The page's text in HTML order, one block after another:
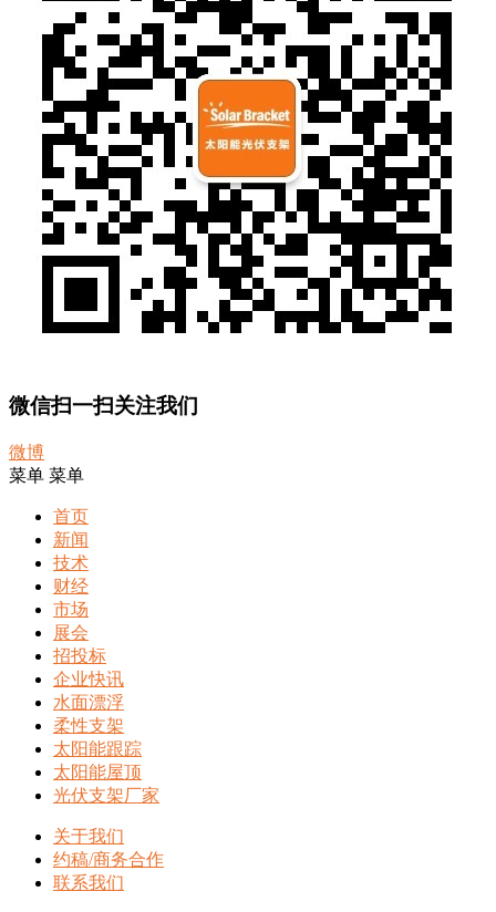
微信扫一扫关注我们
微博
菜单 菜单
首页
新闻
技术
财经
市场
展会
招投标
企业快讯
水面漂浮
柔性支架
太阳能跟踪
太阳能屋顶
光伏支架厂家
关于我们
约稿/商务合作
联系我们